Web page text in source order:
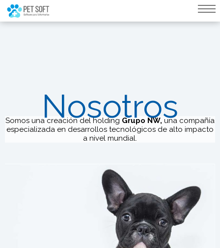
query failed, Table 'nwproject5_petsoft.preload_images' doesn't exist::SQL
Query: /*qc=on*/ select * from preload_images where pagina=82
Nosotros
Somos una creación del holding Grupo NW, una compañía
especializada en desarrollos tecnológicos de alto impacto
a nivel mundial.